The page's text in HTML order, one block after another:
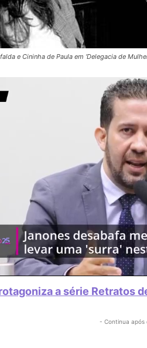
e Cininha de Paula em ‘Delegacia de
a série Retratos
- Continua após